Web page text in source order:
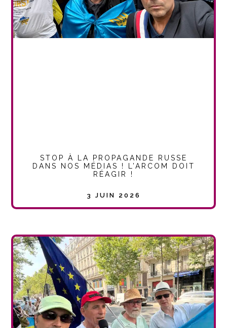
STOP À LA PROPAGANDE RUSSE
DANS NOS MÉDIAS ! L’ARCOM DOIT
RÉAGIR !
3 JUIN 2026